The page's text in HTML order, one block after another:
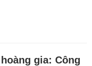
gia: Công